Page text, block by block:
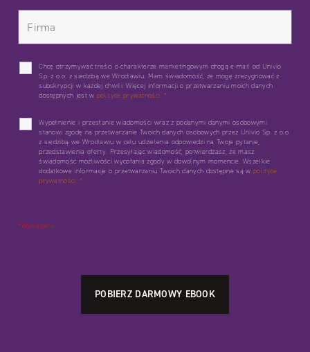
Chcę otrzymywać treści o charakterze marketingowym drogą e-mail od Univio
Sp. z o.o. z siedzibą we Wrocławiu. Mam świadomość, że mogę zrezygnować z
subskrypcji w każdej chwili. Więcej informacji o przetwarzaniu moich danych
dostępnych jest w polityce prywatności. *
Wypełnienie i przesłanie wiadomości wraz z podanymi danymi osobowymi
stanowi zgodę na przetwarzanie Twoich danych osobowych przez Univio Sp. z o.o.
z siedzibą we Wrocławiu w celu udzielenia odpowiedzi na Twoje pytanie,
przedstawienia oferty. Przesyłając wiadomość, potwierdzasz, że masz
świadomość możliwości wycofania zgody w dowolnym momencie. Wszelkie
dodatkowe informacje o przetwarzaniu Twoich danych dostępne są wpolityce
prywatności. *
*Wymagane